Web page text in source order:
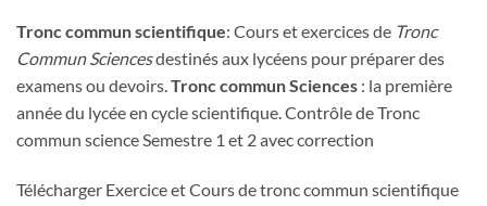
Tronc commun scientifique: Cours et exercices de Tronc
Commun Sciencesdestinés aux lycéens pour préparer des
examens ou devoirs.Tronc commun Sciences : la première
année du lycée en cycle scientifique. Contrôle de Tronc
commun science Semestre 1 et 2 avec correction
Télécharger Exercice et Cours de tronc commun scientifique